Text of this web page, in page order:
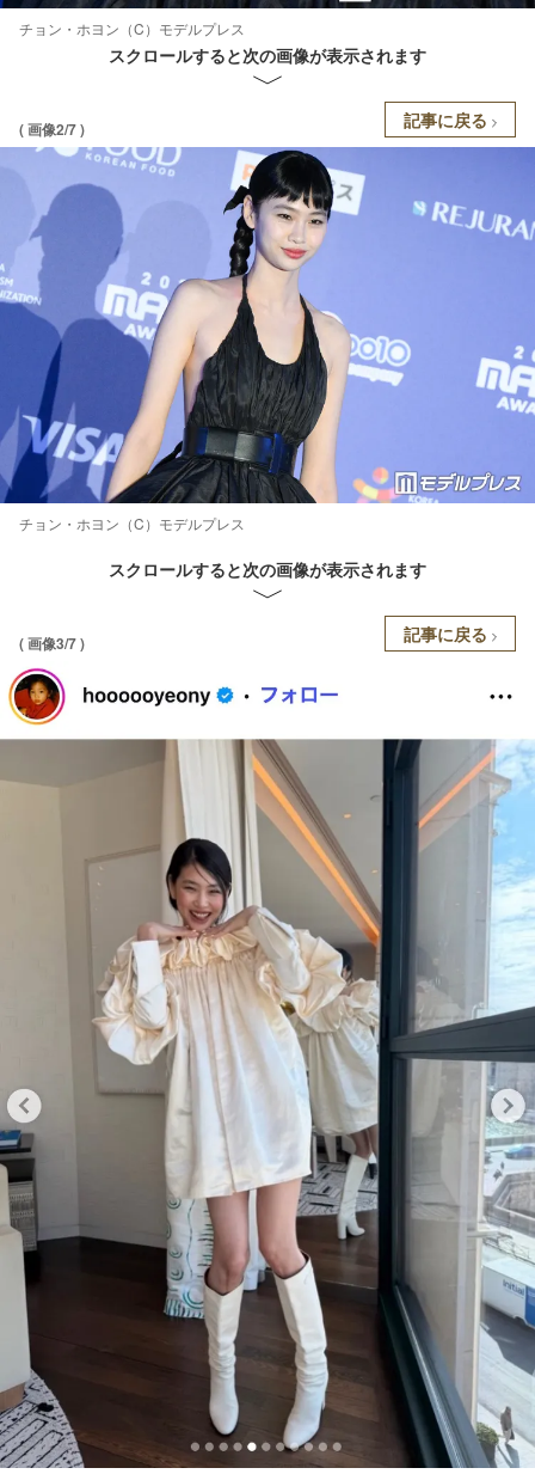
チョン・ホヨン（C）モデルプレス
スクロールすると次の画像が表示されます
( 画像2/7 ) 記事に戻る
チョン・ホヨン（C）モデルプレス
スクロールすると次の画像が表示されます
( 画像3/7 ) 記事に戻る